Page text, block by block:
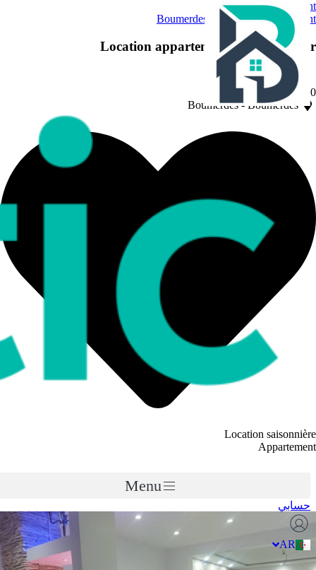
Menu
حسابي
AR
FR
Skip to
Boumerdès
Boumerdes
Location appartement f3 vue sur
5000.0
Boumerdes-Boumerdès
Location